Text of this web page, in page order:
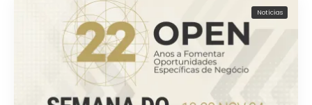
Notícias